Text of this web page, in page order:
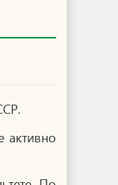
активно